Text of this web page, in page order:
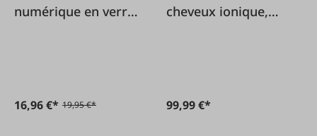
numérique en verre
16,96 €* 19,95 €*
cheveux ionique,
99,99 €*